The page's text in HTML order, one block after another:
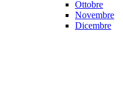
Ottobre
Novembre
Dicembre